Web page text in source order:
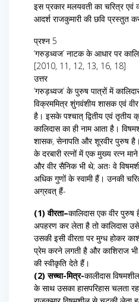
इस प्रकार मलयवती का चरित्र
आदर्श राजकुमारी की छवि प्रस्तुत
प्रश्न 5
‘गरुड़ध्वज’ नाटक के आधार पर
[2010, 11, 12, 13, 16, 18]
उत्तर
‘गरुड़ध्वज’ के पुरुष पात्रों में
विक्रममित्र शुंगवंशीय शासक एवं
है। इसके पश्चात् द्वितीय एवं तृतीय
कालिदास का ही नाम आता है।
शासक, सेनापति और शूरवीर पुरुष है।
के दरबारी रत्नों में एक मुख्य रत्न
और वीर सैनिक भी थे; अतः वे
अधिक गुणों के स्वामी हैं। उनकी
अग्रवत् हैं-
(1) वीरता–कालिदास एक वीर पुरुष
अपहरण कर लेता है तो कालिदास
उसकी इसी वीरता पर मुग्ध होकर
प्रेम करने लगती है और काशिराज भी
की स्वीकृति देते हैं।
(2) सच्चा-मित्र-कालीदास
के साथ उसका हासपरिहास चलता